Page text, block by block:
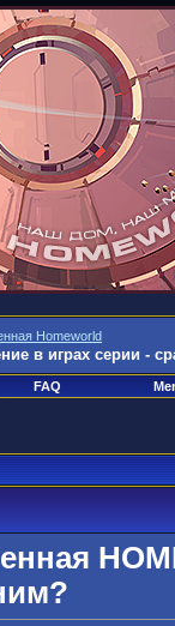
Homeworld
в играх серии -
FAQ